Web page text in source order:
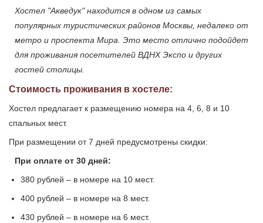
Хостел "Акведук" находится в одном из самых
популярных туристических районов Москвы, недалеко от
метро и проспекта Мира. Это место отлично подойдет
для проживания посетителей ВДНХ Экспо и других
гостей столицы.
Стоимость проживания в хостеле:
Хостел предлагает к размещению номера на 4, 6, 8 и 10
спальных мест.
При размещении от 7 дней предусмотрены скидки:
При оплате от 30 дней:
380 рублей – в номере на 10 мест.
400 рублей – в номере на 8 мест.
430 рублей – в номере на 6 мест.